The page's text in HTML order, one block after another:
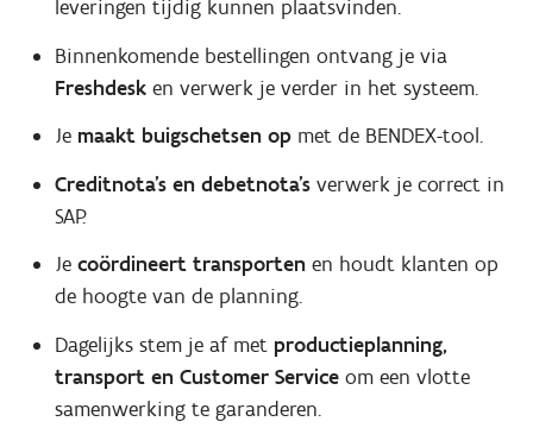
leveringen tijdig kunnen plaatsvinden.
Binnenkomende bestellingen ontvang je via
Freshdesken verwerk je verder in het systeem.
Je maakt buigschetsen opmet de BENDEX-tool.
Creditnota's en debetnota'sverwerk je correct in
SAP.
Je coördineert transportenen houdt klanten op
de hoogte van de planning.
Dagelijks stem je af met productieplanning,
transport en Customer Serviceom een vlotte
samenwerking te garanderen.